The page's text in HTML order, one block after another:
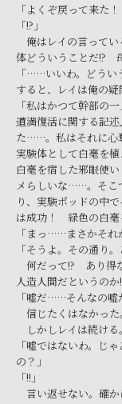
「よくぞ戻って来た
「!?」
俺はレイの言って
体どういうことだ!?
「……いいわ。どう
すると、レイは俺の
「私はかつて幹部の
道満復活に関する記
た……。私はそれに心
実験体として白毫を
白毫を宿した邪眼使
メらしいな……。そこ
り、実験ポッドの中
は成功！ 緑色の白毫
「まっ……まさかそれ
「そうよ。その通り
何だって!? あり得
人造人間だというのか
「嘘だ……そんなの嘘
信じたくはなかった
しかしレイは続ける。
「嘘ではないわ。じ
の？」
「!!」
言い返せない。確